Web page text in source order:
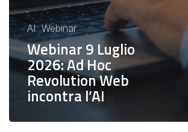
AI Webinar
Webinar 9 Luglio
2026: Ad Hoc
Revolution Web
incontra l’AI